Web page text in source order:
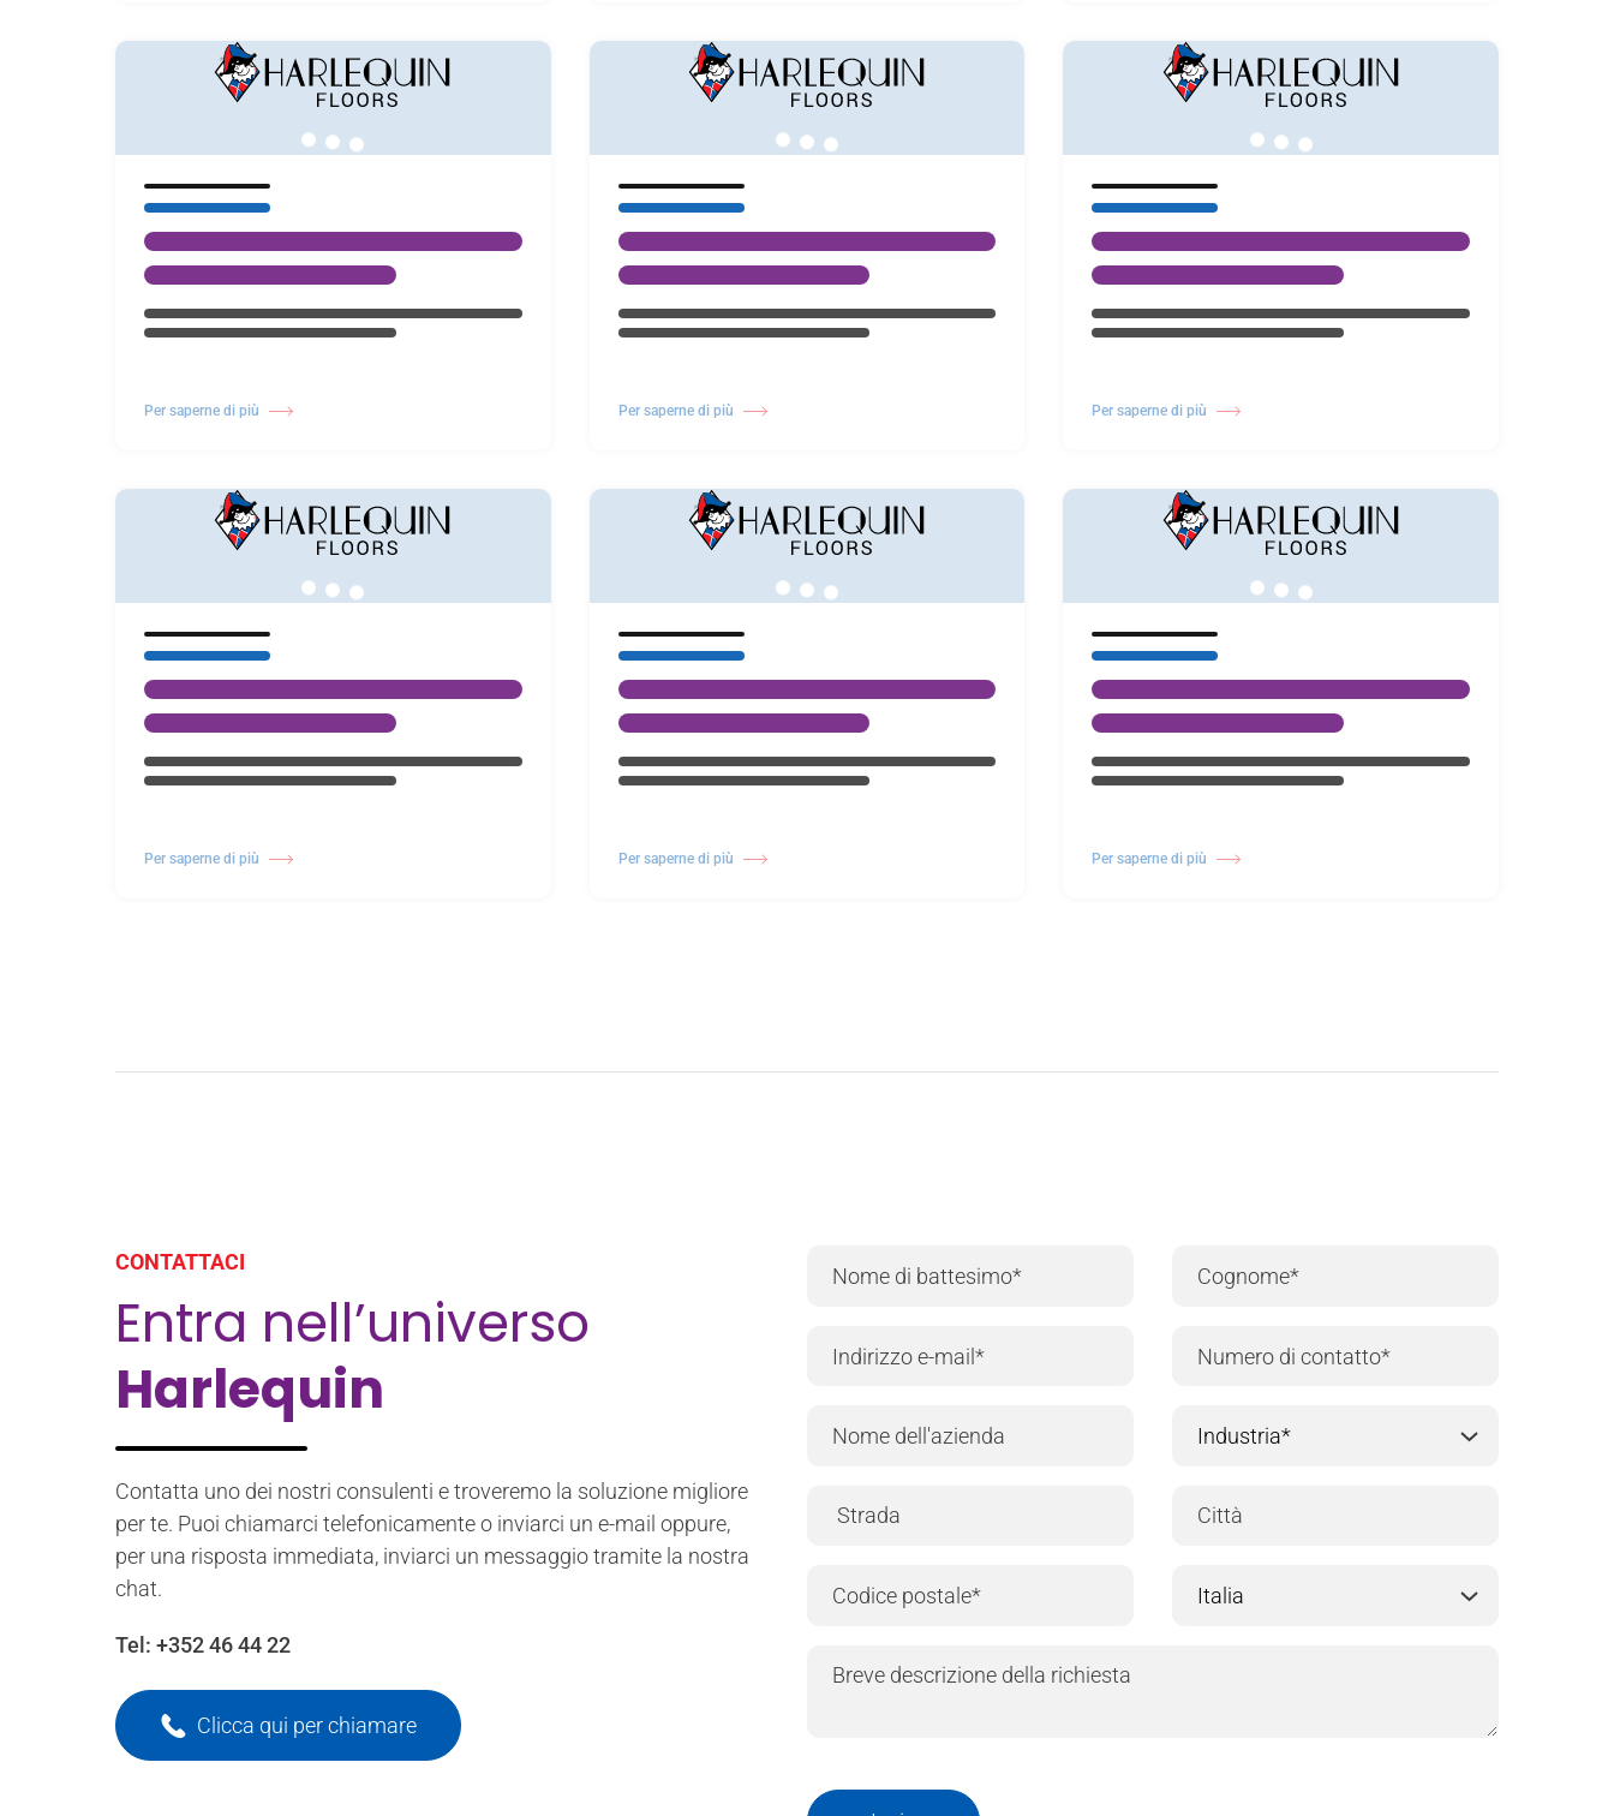
Per saperne di più Per saperne di più Per saperne di più
Per saperne di più Per saperne di più Per saperne di più
CONTATTACI
Entra nell’universo
Harlequin
Contatta uno dei nostri consulenti e troveremo la soluzione migliore
per te. Puoi chiamarci telefonicamente o inviarci un e-mail oppure,
per una risposta immediata, inviarci un messaggio tramite la nostra
chat.
Tel: +352 46 44 22
Clicca qui per chiamare